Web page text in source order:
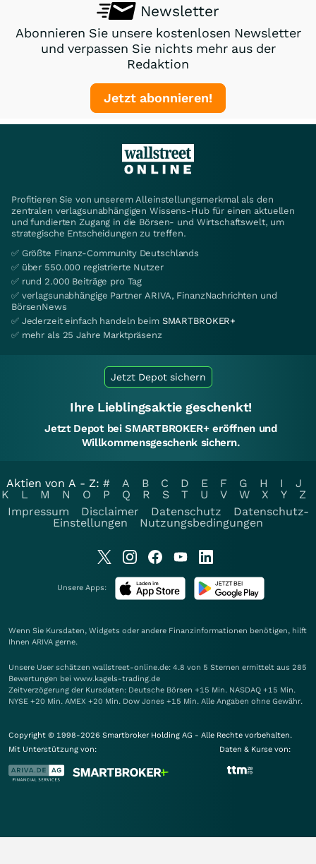
Newsletter
Abonnieren Sie unsere kostenlosen Newsletter
und verpassen Sie nichts mehr aus der
Redaktion
Jetzt abonnieren!
Profitieren Sie von unserem Alleinstellungsmerkmal als den
zentralen verlagsunabhängigen Wissens-Hub für einen aktuellen
und fundierten Zugang in die Börsen- und Wirtschaftswelt, um
strategische Entscheidungen zu treffen.
✅ Größte Finanz-Community Deutschlands
✅ über 550.000 registrierte Nutzer
✅ rund 2.000 Beiträge pro Tag
✅ verlagsunabhängige Partner ARIVA, FinanzNachrichten und
BörsenNews
✅ Jederzeit einfach handeln beim SMARTBROKER+
✅ mehr als 25 Jahre Marktpräsenz
Jetzt Depot sichern
Ihre Lieblingsaktie geschenkt!
Jetzt Depot bei SMARTBROKER+ eröffnen und
Willkommensgeschenk sichern.
Aktien von A - Z: # A B C D E F G H I
J
K
L M N O P Q R S T U V W X Y
Z
Impressum
Disclaimer Datenschutz
Datenschutz-
Einstellungen
Nutzungsbedingungen
Unsere Apps:
Wenn Sie Kursdaten, Widgets oder andere Finanzinformationen benötigen, hilft
Ihnen ARIVA gerne.
Unsere User schätzen wallstreet-online.de: 4.8 von 5 Sternen ermittelt aus 285
Bewertungen bei www.kagels-trading.de
Zeitverzögerung der Kursdaten: Deutsche Börsen +15 Min. NASDAQ +15 Min.
NYSE +20 Min. AMEX +20 Min. Dow Jones +15 Min. Alle Angaben ohne Gewähr.
Copyright © 1998-2026 Smartbroker Holding AG - Alle Rechte vorbehalten.
Mit Unterstützung von:
Daten & Kurse von: